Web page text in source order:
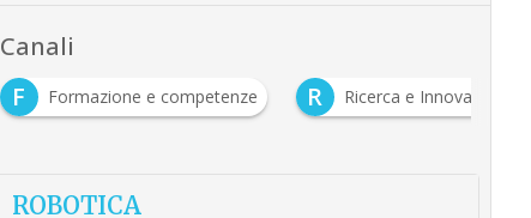
Canali
F Formazione e competenze R Ricerca e Innovazione
ROBOTICA